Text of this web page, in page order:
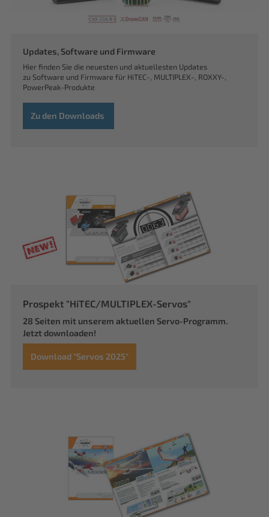
Updates, Software und Firmware
Hier finden Sie die neuesten und aktuellesten Updates
zu Software und Firmware für HiTEC-, MULTIPLEX-, ROXXY-,
PowerPeak-Produkte
Zu den Downloads
Prospekt "HiTEC/MULTIPLEX-Servos"
28 Seiten mit unserem aktuellen Servo-Programm.
Jetzt downloaden!
Download "Servos 2025"